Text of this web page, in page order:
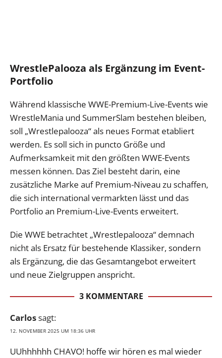
WrestlePalooza als Ergänzung im Event-
Portfolio
Während klassische WWE-Premium-Live-Events wie
WrestleMania und SummerSlam bestehen bleiben,
soll „Wrestlepalooza“ als neues Format etabliert
werden. Es soll sich in puncto Größe und
Aufmerksamkeit mit den größten WWE-Events
messen können. Das Ziel besteht darin, eine
zusätzliche Marke auf Premium-Niveau zu schaffen,
die sich international vermarkten lässt und das
Portfolio an Premium-Live-Events erweitert.
Die WWE betrachtet „Wrestlepalooza“ demnach
nicht als Ersatz für bestehende Klassiker, sondern
als Ergänzung, die das Gesamtangebot erweitert
und neue Zielgruppen anspricht.
3 KOMMENTARE
Carlossagt:
12. NOVEMBER 2025 UM 18:36 UHR
UUhhhhhh CHAVO! hoffe wir hören es mal wieder